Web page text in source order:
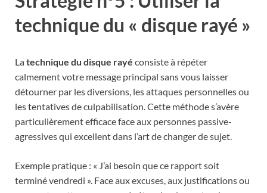
technique du « disque rayé »
Latechnique du disque rayé consiste à répéter
calmement votre message principal sans vous laisser
détourner par les diversions, les attaques personnelles ou
les tentatives de culpabilisation. Cette méthode s’avère
particulièrement efficace face aux personnes passive-
agressives qui excellent dans l’art de changer de sujet.
Exemple pratique : « J’ai besoin que ce rapport soit
terminé vendredi ». Face aux excuses, aux justifications ou